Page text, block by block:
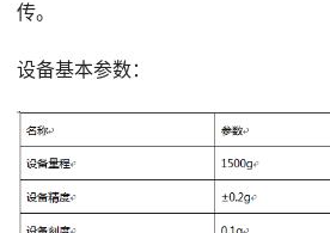
传。
设备基本参数：